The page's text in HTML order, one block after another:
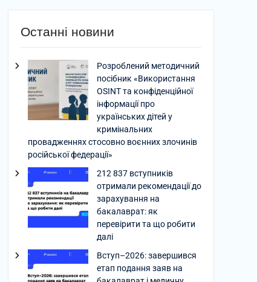
Останні новини
Розроблений методичний
посібник «Використання
OSINT та конфіденційної
інформації про
українських дітей у
кримінальних
провадженнях стосовно воєнних злочинів
російської федерації»
212 837 вступників
отримали рекомендації до
зарахування на
бакалаврат: як
перевірити та що робити
далі
Вступ–2026: завершився
етап подання заяв на